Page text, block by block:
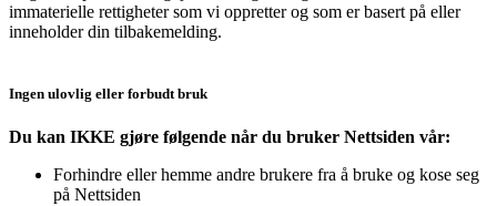
immaterielle rettigheter som vi oppretter og som er basert på eller
inneholder din tilbakemelding.
Ingen ulovlig eller forbudt bruk
Du kan IKKE gjøre følgende når du bruker Nettsiden vår:
Forhindre eller hemme andre brukere fra å bruke og kose seg
på Nettsiden